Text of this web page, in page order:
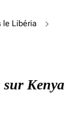
le Libéria
Kenya